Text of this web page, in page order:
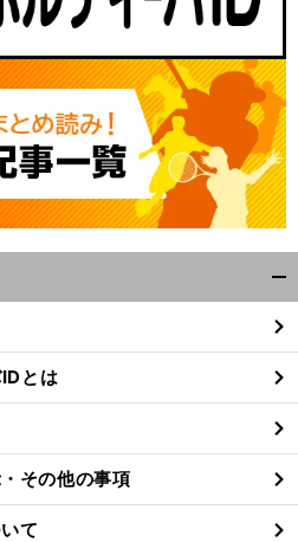
1
前
閉
る
とは
その他の事項
て